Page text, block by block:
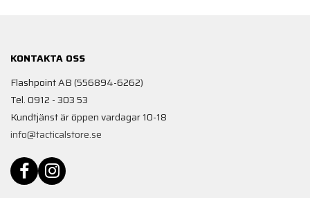
KONTAKTA OSS
Flashpoint AB (556894-6262)
Tel. 0912 - 303 53
Kundtjänst är öppen vardagar 10-18
info@tacticalstore.se